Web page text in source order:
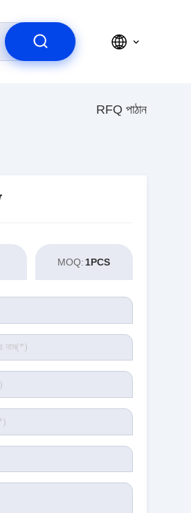
RFQ পাঠান
MOQ: 1PCS